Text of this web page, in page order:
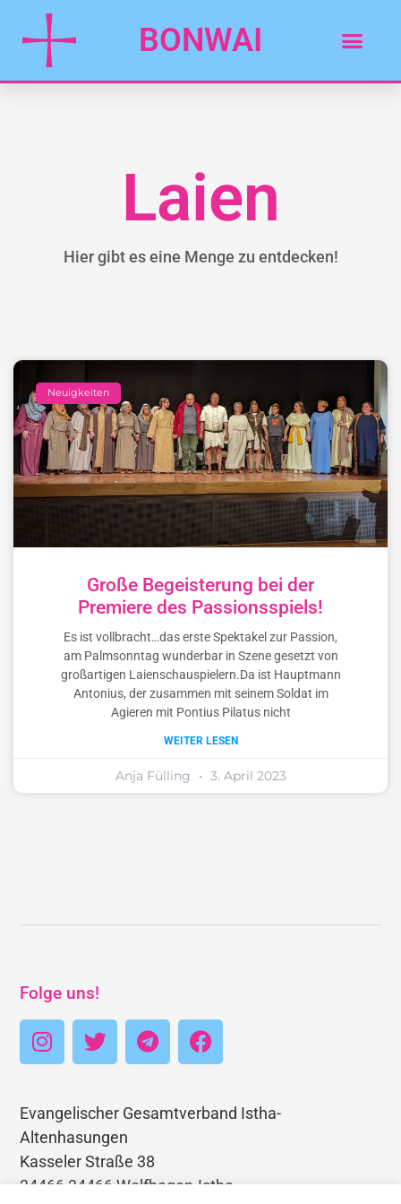
BONWAI
Laien
Hier gibt es eine Menge zu entdecken!
Neuigkeiten
Große Begeisterung bei der
Premiere des Passionsspiels!
Es ist vollbracht…das erste Spektakel zur Passion,
am Palmsonntag wunderbar in Szene gesetzt von
großartigen Laienschauspielern.Da ist Hauptmann
Antonius, der zusammen mit seinem Soldat im
Agieren mit Pontius Pilatus nicht
WEITER LESEN
Anja Fülling 3. April 2023
Folge uns!
Evangelischer Gesamtverband Istha-
Altenhasungen
Kasseler Straße 38
34466 34466 Wolfhagen-Istha